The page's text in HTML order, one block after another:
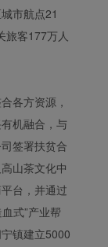
市航点21
旅客177万人
各方资源，
机融合，与
签署扶贫合
山茶文化中
台，并通过
式”产业帮
镇建立5000